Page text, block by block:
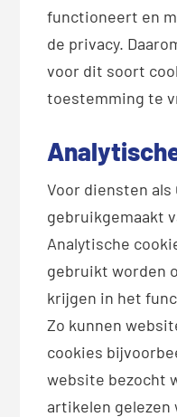
functioneert en
de privacy.
voor dit soort
toestemming te
Voor diensten als
gebruikgemaakt
Analytische
gebruikt worden
krijgen in het
Zo kunnen
cookies
website bezocht
artikelen gelezen